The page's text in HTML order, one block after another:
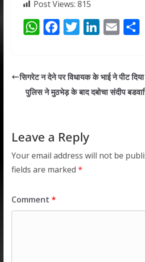
Post Views: 815
W
s
A
F
b
o
T
er
Li
e
dI
E
l
S
सिगरेट न देने पर विधायक के भाई ने पीट दिया
पुलिस ने मुठभेड़ के बाद दबोचा संदीप
Leave a Reply
Your email address will not be
fields are marked *
Comment *